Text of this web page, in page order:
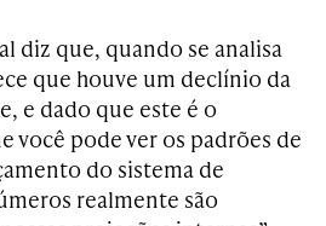
diz que, quando se analisa
que houve um declínio da
e dado que este é o
você pode ver os padrões de
do sistema de
realmente são